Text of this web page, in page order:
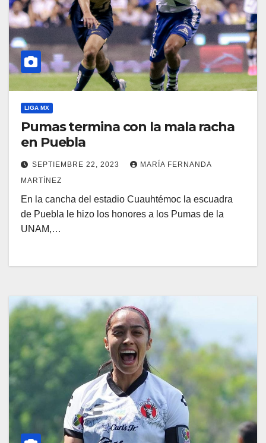
LIGA MX
Pumas termina con la mala racha
en Puebla
SEPTIEMBRE 22, 2023
MARÍA FERNANDA
MARTÍNEZ
En la cancha del estadio Cuauhtémoc la escuadra
de Puebla le hizo los honores a los Pumas de la
UNAM,…